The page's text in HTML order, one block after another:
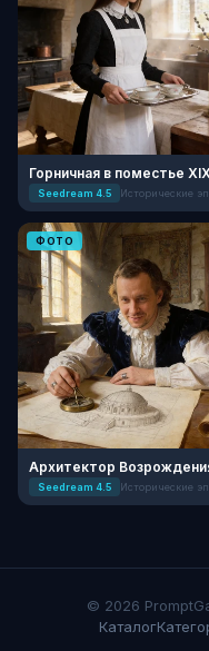
Seedream 4.5 Исторические
ФОТО
Seedream 4.5 Исторические
© 2026
Каталог